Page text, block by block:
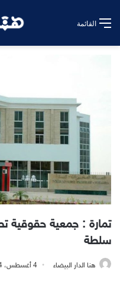
القائمة
تمارة : جمعية حقوقية
سلطة
هنا الدار البيضاء 4 أغسطس، 2024 - 8:18 مساءً